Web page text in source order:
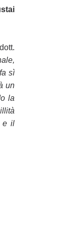
sì
un
la
e il